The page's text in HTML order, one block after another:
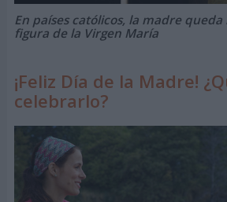
En países católicos, la madre
figura de la Virgen María
¡Feliz Día de la Madre!
celebrarlo?